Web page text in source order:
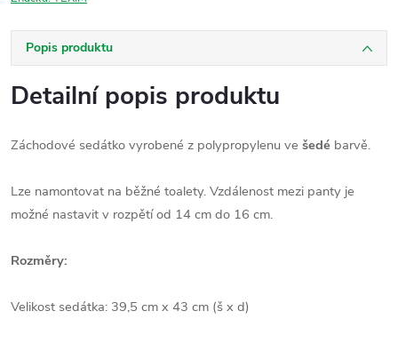
Popis produktu
Detailní popis produktu
Záchodové sedátko vyrobené z polypropylenu ve šedé barvě.
Lze namontovat na běžné toalety. Vzdálenost mezi panty je
možné nastavit v rozpětí od 14 cm do 16 cm.
Rozměry:
Velikost sedátka: 39,5 cm x 43 cm (š x d)